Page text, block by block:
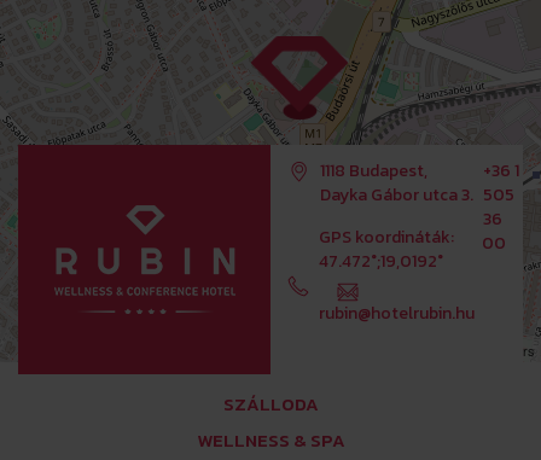
contributors
1118 Budapest,
Dayka Gábor utca 3.
GPS koordináták:
47.472°;19,0192°
+36 1
505
36
00
rubin@hotelrubin.hu
SZÁLLODA
WELLNESS & SPA